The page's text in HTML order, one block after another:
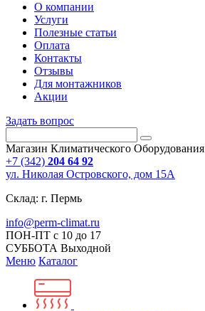
О компании
Услуги
Полезные статьи
Оплата
Контакты
Отзывы
Для монтажников
Акции
Задать вопрос
Магазин Климатического Оборудования
+7 (342) 204 64 92
ул. Николая Островского, дом 15А
Склад: г. Пермь
info@perm-climat.ru
ПОН-ПТ с 10 до 17
СУББОТА Выходной
Меню Каталог